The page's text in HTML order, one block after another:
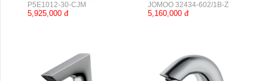
P5E1012-30-CJM
5,925,000 đ
JOMOO 32434-602/1B-Z
5,160,000 đ